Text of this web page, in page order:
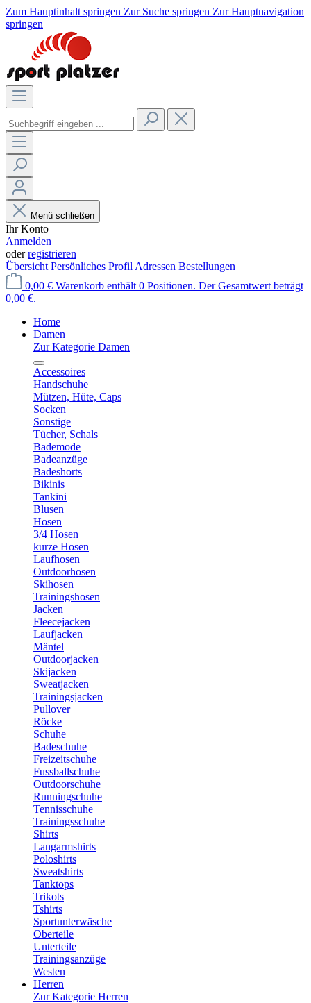
Zum Hauptinhalt springen Zur Suche springen Zur Hauptnavigation
springen
Menü schließen
Ihr Konto
Anmelden
oderregistrieren
Übersicht Persönliches Profil Adressen Bestellungen
0,00 € Warenkorb enthält 0 Positionen. Der Gesamtwert beträgt
0,00 €.
Home
Damen
Zur Kategorie Damen
Accessoires
Handschuhe
Mützen, Hüte, Caps
Socken
Sonstige
Tücher, Schals
Bademode
Badeanzüge
Badeshorts
Bikinis
Tankini
Blusen
Hosen
3/4 Hosen
kurze Hosen
Laufhosen
Outdoorhosen
Skihosen
Trainingshosen
Jacken
Fleecejacken
Laufjacken
Mäntel
Outdoorjacken
Skijacken
Sweatjacken
Trainingsjacken
Pullover
Röcke
Schuhe
Badeschuhe
Freizeitschuhe
Fussballschuhe
Outdoorschuhe
Runningschuhe
Tennisschuhe
Trainingsschuhe
Shirts
Langarmshirts
Poloshirts
Sweatshirts
Tanktops
Trikots
Tshirts
Sportunterwäsche
Oberteile
Unterteile
Trainingsanzüge
Westen
Herren
Zur Kategorie Herren